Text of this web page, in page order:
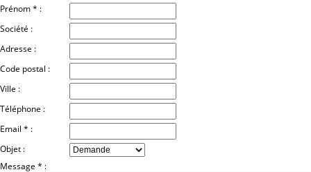
Prénom * :
Société :
Adresse :
Code postal :
Ville :
Téléphone :
Email * :
Objet :
Message * :